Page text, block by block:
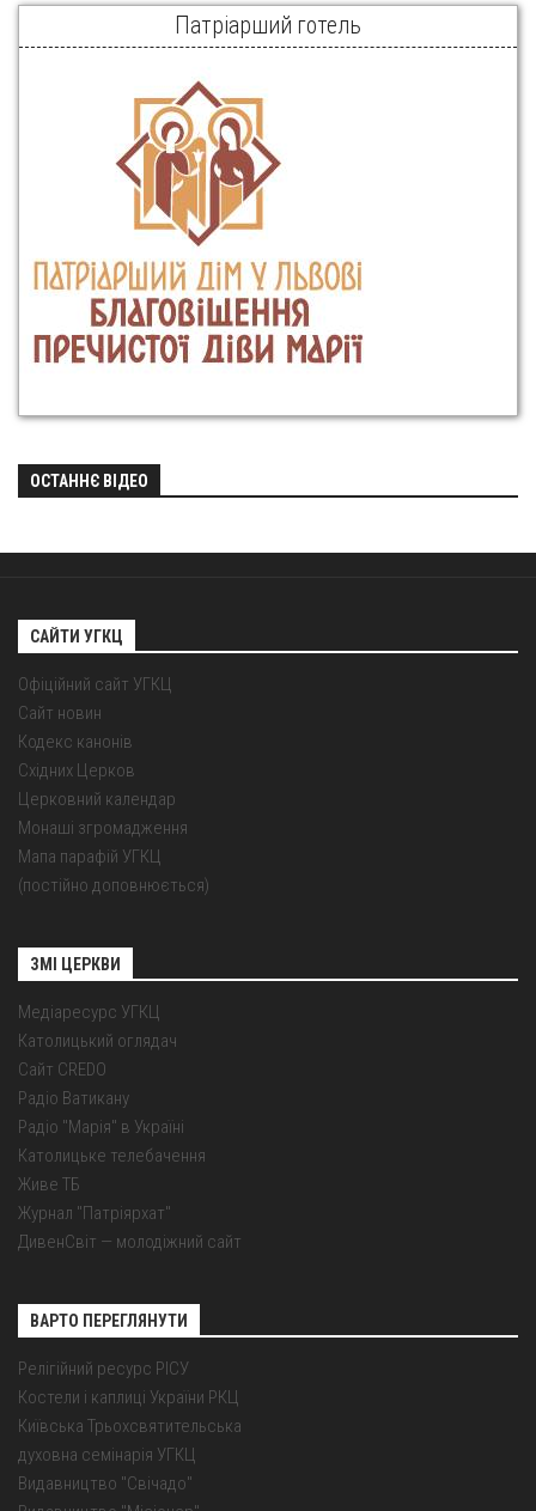
Патріарший готель
ОСТАННЄ ВІДЕО
САЙТИ УГКЦ
Офіційний сайт УГКЦ
Сайт новин
Кодекс канонів
Східних Церков
Церковний календар
Монаші згромадження
Мапа парафій УГКЦ
(постійно доповнюється)
ЗМІ ЦЕРКВИ
Медіаресурс УГКЦ
Католицький оглядач
Сайт CREDO
Радіо Ватикану
Радіо "Марія" в Україні
Католицьке телебачення
Живе ТБ
Журнал "Патріярхат"
ДивенСвіт — молодіжний сайт
ВАРТО ПЕРЕГЛЯНУТИ
Релігійний ресурс РІСУ
Костели і каплиці України РКЦ
Київська Трьохсвятительська
духовна семінарія УГКЦ
Видавництво "Свічадо"